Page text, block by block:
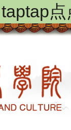
taptap